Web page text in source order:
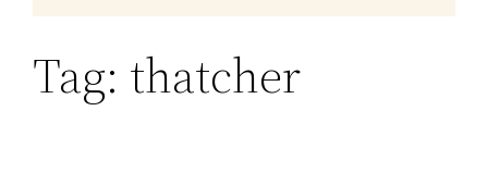
Tag: thatcher